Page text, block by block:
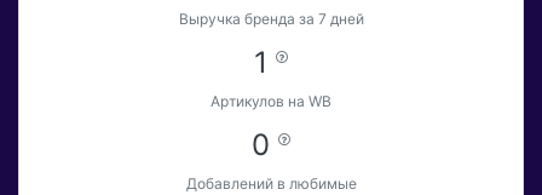
Выручка бренда за 7 дней
1
Артикулов на WB
0
Добавлений в любимые